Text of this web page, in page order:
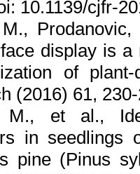
10.1139/cjfr-
M.,
display is
of
(2016) 61,
M., et al.,
in seedlings
pine (Pinus